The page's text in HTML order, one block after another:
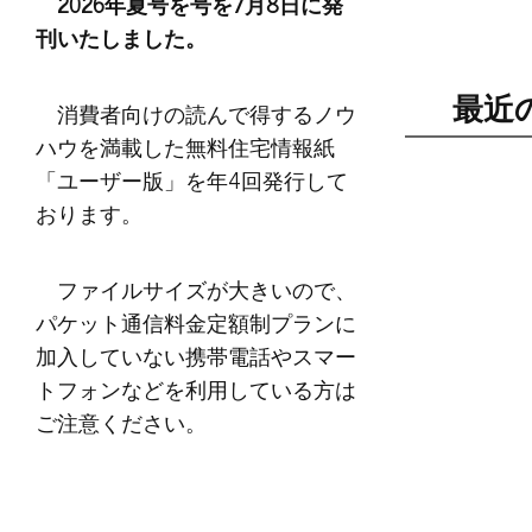
最近
刊いたしました。
消費者向けの読んで得するノウ
ハウを満載した無料住宅情報紙
「ユーザー版」を年4回発行して
おります。
ファイルサイズが大きいので、
パケット通信料金定額制プランに
加入していない携帯電話やスマー
トフォンなどを利用している方は
ご注意ください。